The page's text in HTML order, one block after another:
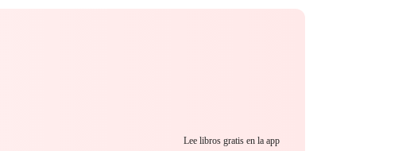
Lee libros gratis en la app